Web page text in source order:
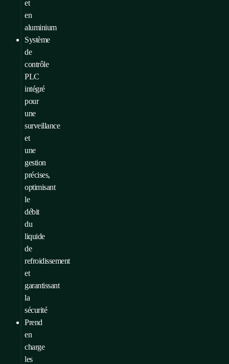
et
en
aluminium
Système
de
contrôle
PLC
intégré
pour
une
surveillance
et
une
gestion
précises,
optimisant
le
débit
du
liquide
de
refroidissement
et
garantissant
la
sécurité
Prend
en
charge
les